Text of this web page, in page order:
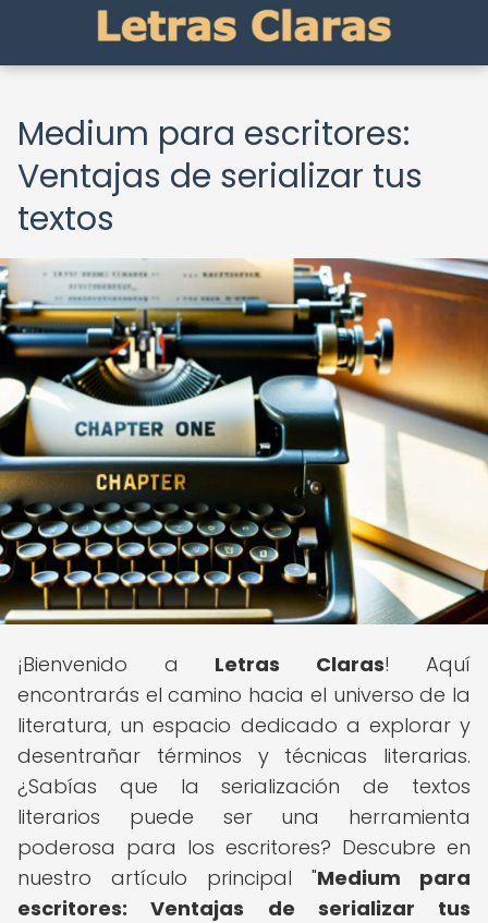
Medium para escritores:
Ventajas de serializar tus
textos
¡Bienvenido a Letras Claras! Aquí
encontrarás el camino hacia el universo de la
literatura, un espacio dedicado a explorar y
desentrañar términos y técnicas literarias.
¿Sabías que la serialización de textos
literarios puede ser una herramienta
poderosa para los escritores? Descubre en
nuestro artículo principal "Medium para
escritores: Ventajas de serializar tus